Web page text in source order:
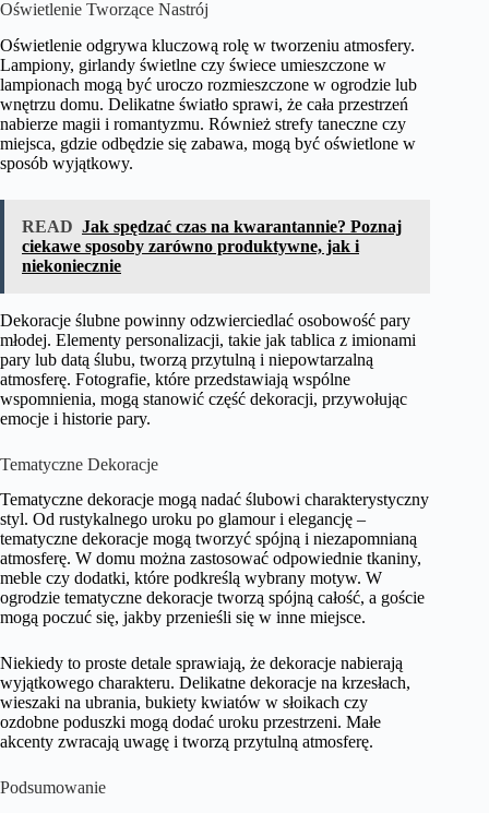
Oświetlenie Tworzące Nastrój
Oświetlenie odgrywa kluczową rolę w tworzeniu atmosfery.
Lampiony, girlandy świetlne czy świece umieszczone w
lampionach mogą być uroczo rozmieszczone w ogrodzie lub
wnętrzu domu. Delikatne światło sprawi, że cała przestrzeń
nabierze magii i romantyzmu. Również strefy taneczne czy
miejsca, gdzie odbędzie się zabawa, mogą być oświetlone w
sposób wyjątkowy.
READ Jak spędzać czas na kwarantannie? Poznaj
ciekawe sposoby zarówno produktywne, jak i
niekoniecznie
Dekoracje ślubne powinny odzwierciedlać osobowość pary
młodej. Elementy personalizacji, takie jak tablica z imionami
pary lub datą ślubu, tworzą przytulną i niepowtarzalną
atmosferę. Fotografie, które przedstawiają wspólne
wspomnienia, mogą stanowić część dekoracji, przywołując
emocje i historie pary.
Tematyczne Dekoracje
Tematyczne dekoracje mogą nadać ślubowi charakterystyczny
styl. Od rustykalnego uroku po glamour i elegancję –
tematyczne dekoracje mogą tworzyć spójną i niezapomnianą
atmosferę. W domu można zastosować odpowiednie tkaniny,
meble czy dodatki, które podkreślą wybrany motyw. W
ogrodzie tematyczne dekoracje tworzą spójną całość, a goście
mogą poczuć się, jakby przenieśli się w inne miejsce.
Niekiedy to proste detale sprawiają, że dekoracje nabierają
wyjątkowego charakteru. Delikatne dekoracje na krzesłach,
wieszaki na ubrania, bukiety kwiatów w słoikach czy
ozdobne poduszki mogą dodać uroku przestrzeni. Małe
akcenty zwracają uwagę i tworzą przytulną atmosferę.
Podsumowanie